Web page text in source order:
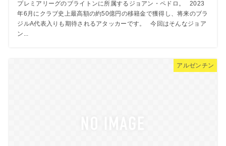
プレミアリーグのブライトンに所属するジョアン・ペドロ。 2023
年6月にクラブ史上最高額の約50億円の移籍金で獲得し、将来のブラ
ジルA代表入りも期待されるアタッカーです。 今回はそんなジョア
ン...
アルゼンチン